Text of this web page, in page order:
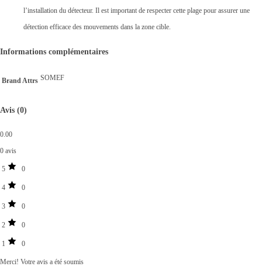
l’installation du détecteur. Il est important de respecter cette plage pour assurer une
détection efficace des mouvements dans la zone cible.
Informations complémentaires
Brand Attrs SOMEF
Avis (0)
0.00
0 avis
5 0
4 0
3 0
2 0
1 0
Merci! Votre avis a été soumis